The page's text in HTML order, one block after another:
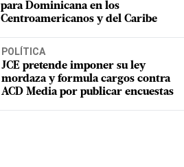
para Dominicana en los
Centroamericanos y del Caribe
POLÍTICA
JCE pretende imponer su ley
mordaza y formula cargos contra
ACD Media por publicar encuestas